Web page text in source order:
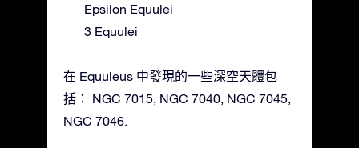
Epsilon Equulei
3 Equulei
在 Equuleus 中發現的一些深空天體包
括： NGC 7015, NGC 7040, NGC 7045,
NGC 7046.